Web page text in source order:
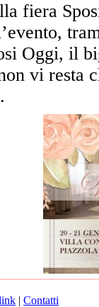
fiera
Oggi, il
vi resta
| Contatti